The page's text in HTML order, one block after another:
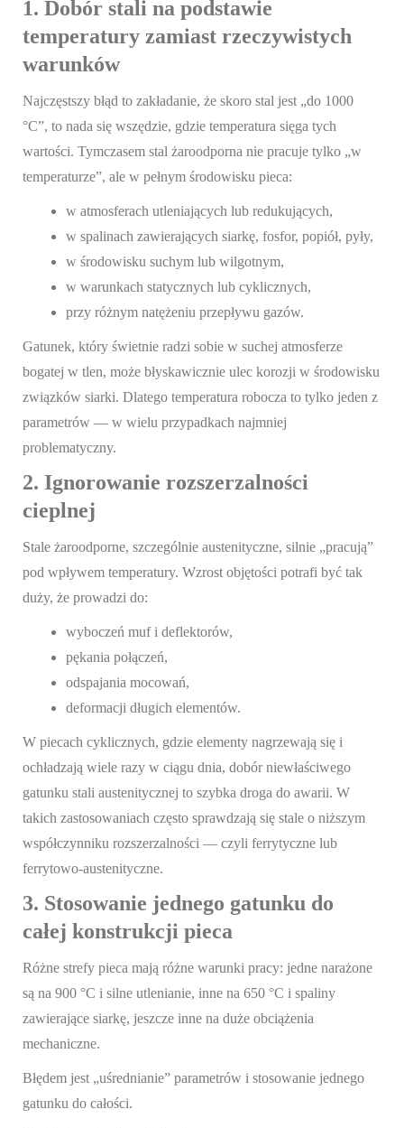
1. Dobór stali na podstawie
temperatury zamiast rzeczywistych
warunków
Najczęstszy błąd to zakładanie, że skoro stal jest „do 1000
°C”, to nada się wszędzie, gdzie temperatura sięga tych
wartości. Tymczasem stal żaroodporna nie pracuje tylko „w
temperaturze”, ale w pełnym środowisku pieca:
w atmosferach utleniających lub redukujących,
w spalinach zawierających siarkę, fosfor, popiół, pyły,
w środowisku suchym lub wilgotnym,
w warunkach statycznych lub cyklicznych,
przy różnym natężeniu przepływu gazów.
Gatunek, który świetnie radzi sobie w suchej atmosferze
bogatej w tlen, może błyskawicznie ulec korozji w środowisku
związków siarki. Dlatego temperatura robocza to tylko jeden z
parametrów — w wielu przypadkach najmniej
problematyczny.
2. Ignorowanie rozszerzalności
cieplnej
Stale żaroodporne, szczególnie austenityczne, silnie „pracują”
pod wpływem temperatury. Wzrost objętości potrafi być tak
duży, że prowadzi do:
wyboczeń muf i deflektorów,
pękania połączeń,
odspajania mocowań,
deformacji długich elementów.
W piecach cyklicznych, gdzie elementy nagrzewają się i
ochładzają wiele razy w ciągu dnia, dobór niewłaściwego
gatunku stali austenitycznej to szybka droga do awarii. W
takich zastosowaniach często sprawdzają się stale o niższym
współczynniku rozszerzalności — czyli ferrytyczne lub
ferrytowo-austenityczne.
3. Stosowanie jednego gatunku do
całej konstrukcji pieca
Różne strefy pieca mają różne warunki pracy: jedne narażone
są na 900 °C i silne utlenianie, inne na 650 °C i spaliny
zawierające siarkę, jeszcze inne na duże obciążenia
mechaniczne.
Błędem jest „uśrednianie” parametrów i stosowanie jednego
gatunku do całości.